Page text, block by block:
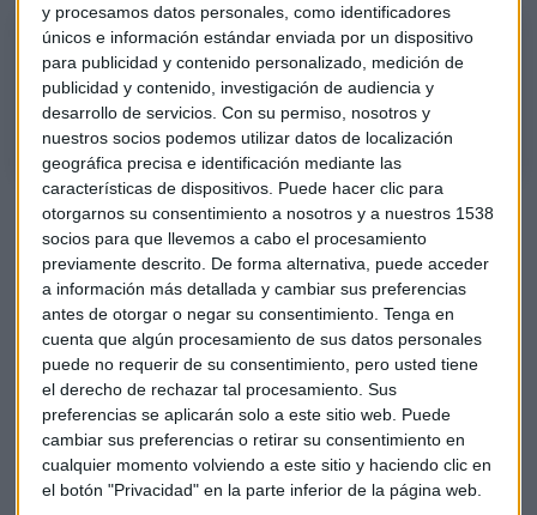
y procesamos datos personales, como identificadores
únicos e información estándar enviada por un dispositivo
para publicidad y contenido personalizado, medición de
publicidad y contenido, investigación de audiencia y
desarrollo de servicios. Con su permiso, nosotros y
nuestros socios podemos utilizar datos de localización
geográfica precisa e identificación mediante las
características de dispositivos. Puede hacer clic para
otorgarnos su consentimiento a nosotros y a nuestros 1538
socios para que llevemos a cabo el procesamiento
previamente descrito. De forma alternativa, puede acceder
a información más detallada y cambiar sus preferencias
antes de otorgar o negar su consentimiento. Tenga en
cuenta que algún procesamiento de sus datos personales
puede no requerir de su consentimiento, pero usted tiene
el derecho de rechazar tal procesamiento. Sus
preferencias se aplicarán solo a este sitio web. Puede
cambiar sus preferencias o retirar su consentimiento en
cualquier momento volviendo a este sitio y haciendo clic en
el botón "Privacidad" en la parte inferior de la página web.
Podcast: Sam Altman vuelve a OpenAI
Menos de una semana después de su despido, Altman vuelve a OpenAI
como CEO
La IA más poderosa: llega GPT-4 Turbo y te
explicamos los usos
GPT-4 Turbo tiene acceso a información hasta abril